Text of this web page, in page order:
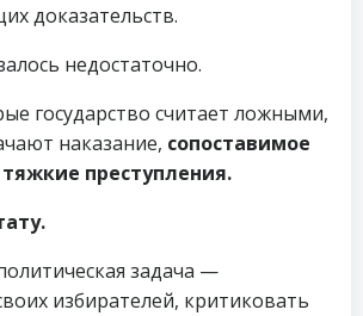
доказательств.
недостаточно.
государство считает ложными,
наказание, сопоставимое
преступления.
задача —
избирателей, критиковать